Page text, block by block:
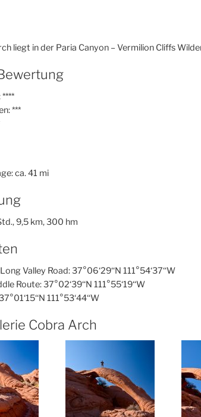
liegt in der Paria Canyon – Vermilion Cliffs
***
ca. 41 mi
9,5 km, 300 hm
Valley Road: 37°06‘29‘‘N 111°54‘37‘‘W
Route: 37°02‘39‘‘N 111°55‘19‘‘W
111°53‘44‘‘W
Cobra Arch